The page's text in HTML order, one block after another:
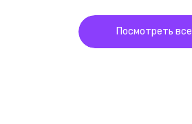
Посмотреть все